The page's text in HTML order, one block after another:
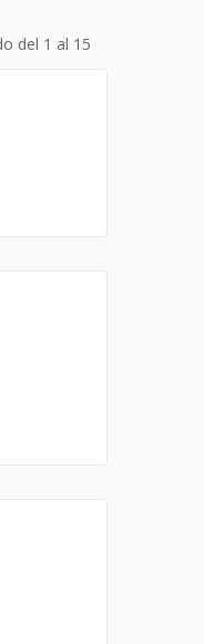
del 1 al 15